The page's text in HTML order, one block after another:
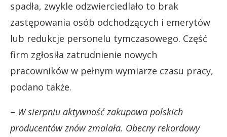
spadła, zwykle odzwierciedlało to brak
zastępowania osób odchodzących i emerytów
lub redukcje personelu tymczasowego. Część
firm zgłosiła zatrudnienie nowych
pracowników w pełnym wymiarze czasu pracy,
podano także.
– W sierpniu aktywność zakupowa polskich
producentów znów zmalała. Obecny rekordowy